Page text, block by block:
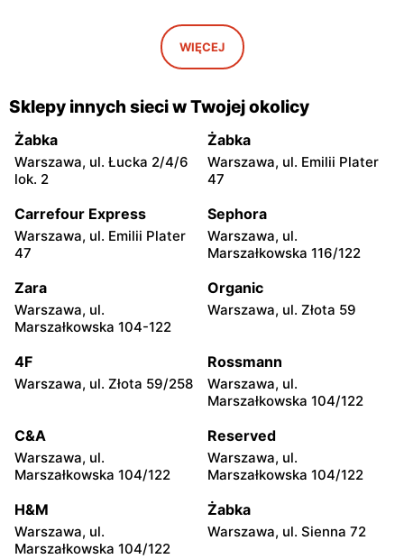
Władysława Sikorskiego 2
E.Leclerc
Sosnowiec, ul. Braci
Mieroszewskich 2a
E.Leclerc
Rzeszów al. Tadeusza
Rejtana 69
E.Leclerc
Chorzów, ul. Żołnierzy
Września 22
E.Leclerc
Zygmunta Waltera Jankego
15 d
E.Leclerc
E.Leclerc
Gliwice, ul. Rybnicka 148
E.Leclerc
Jarosław, ul. Gen.
Władysława Eugeniusza
Sikorskiego 2a
E.Leclerc
Tychy, ul. Budowlanych 75
E.Leclerc
Oleśnica, ul. Stanisława
Moniuszki 69
E.Leclerc
Poznań, ul. Błażeja
Winklera 1
E.Leclerc
Kędzierzyn-Koźle al. Jana
Pawła II 30
E.Leclerc
Gdańsk, ul. Obrońców
Wybrzeża 1
E.Leclerc
Przemyśl, ul. Sportowa 11
WIĘCEJ
Sklepy innych sieci w Twojej okolicy
Żabka
Warszawa, ul. Łucka 2/4/6
lok. 2
Żabka
Warszawa, ul. Emilii Plater
47
Carrefour Express
Warszawa, ul. Emilii Plater
47
Sephora
Warszawa, ul.
Marszałkowska 116/122
Zara
Warszawa, ul.
Marszałkowska 104-122
Organic
Warszawa, ul. Złota 59
4F
Warszawa, ul. Złota 59/258
Rossmann
Warszawa, ul.
Marszałkowska 104/122
C&A
Warszawa, ul.
Marszałkowska 104/122
Reserved
Warszawa, ul.
Marszałkowska 104/122
H&M
Warszawa, ul.
Marszałkowska 104/122
Żabka
Warszawa, ul. Sienna 72